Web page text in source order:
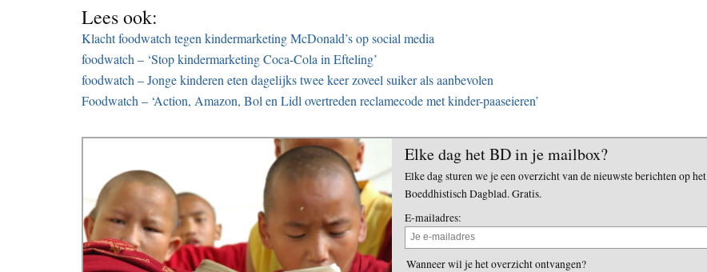
Lees ook:
Klacht foodwatch tegen kindermarketing McDonald’s op social media
foodwatch – ‘Stop kindermarketing Coca-Cola in Efteling’
foodwatch – Jonge kinderen eten dagelijks twee keer zoveel suiker als aanbevolen
Foodwatch – ‘Action, Amazon, Bol en Lidl overtreden reclamecode met kinder-paaseieren’
Elke dag het BD in je mailbox?
Elke dag sturen we je een overzicht van de nieuwste berichten op het
Boeddhistisch Dagblad. Gratis.
E-mailadres:
Wanneer wil je het overzicht ontvangen?